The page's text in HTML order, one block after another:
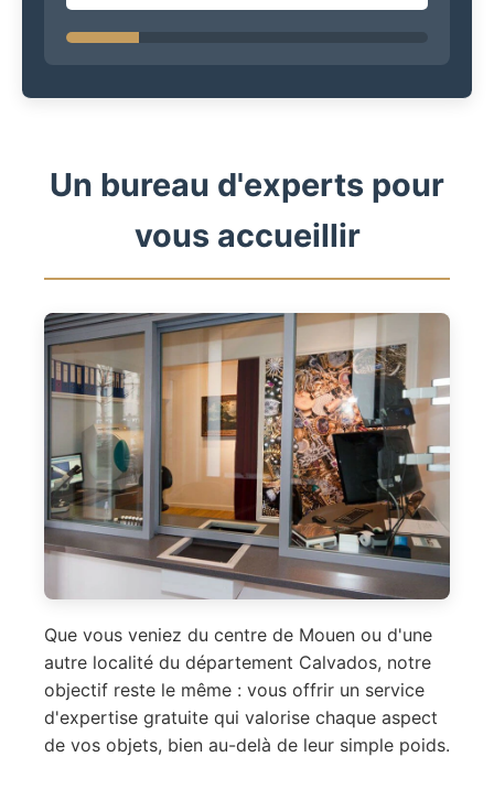
Un bureau d'experts pour
vous accueillir
Que vous veniez du centre de Mouen ou d'une
autre localité du département Calvados, notre
objectif reste le même : vous offrir un service
d'expertise gratuite qui valorise chaque aspect
de vos objets, bien au-delà de leur simple poids.